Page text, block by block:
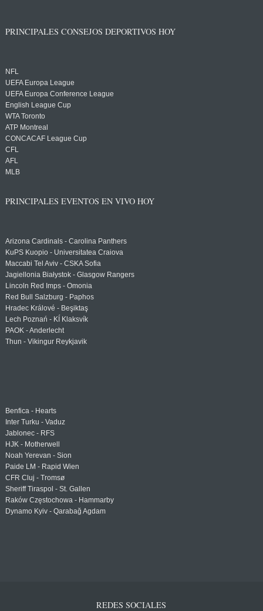
PRINCIPALES CONSEJOS DEPORTIVOS HOY
NFL
UEFA Europa League
UEFA Europa Conference League
English League Cup
WTA Toronto
ATP Montreal
CONCACAF League Cup
CFL
AFL
MLB
PRINCIPALES EVENTOS EN VIVO HOY
Arizona Cardinals - Carolina Panthers
KuPS Kuopio - Universitatea Craiova
Maccabi Tel Aviv - CSKA Sofia
Jagiellonia Białystok - Glasgow Rangers
Lincoln Red Imps - Omonia
Red Bull Salzburg - Paphos
Hradec Králové - Beşiktaş
Lech Poznań - KÍ Klaksvík
PAOK - Anderlecht
Thun - Vikingur Reykjavik
Benfica - Hearts
Inter Turku - Vaduz
Jablonec - RFS
HJK - Motherwell
Noah Yerevan - Sion
Paide LM - Rapid Wien
CFR Cluj - Tromsø
Sheriff Tiraspol - St. Gallen
Raków Częstochowa - Hammarby
Dynamo Kyiv - Qarabağ Agdam
REDES SOCIALES